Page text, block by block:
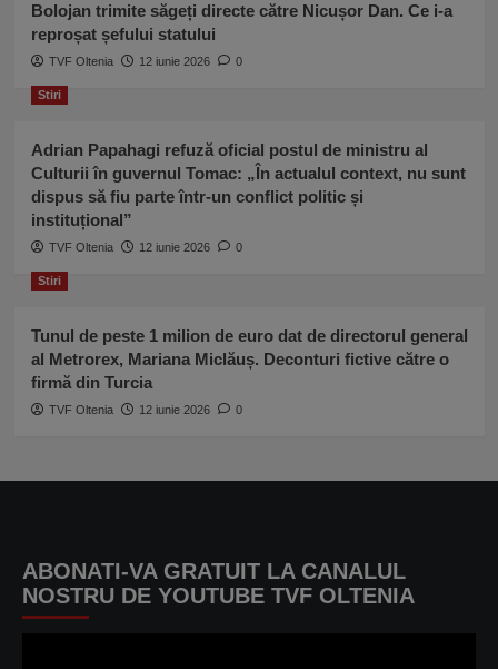
Bolojan trimite săgeți directe către Nicușor Dan. Ce i-a
reproșat șefului statului
TVF Oltenia 12 iunie 2026 0
Stiri
Adrian Papahagi refuză oficial postul de ministru al
Culturii în guvernul Tomac: „În actualul context, nu sunt
dispus să fiu parte într-un conflict politic și
instituțional”
TVF Oltenia 12 iunie 2026 0
Stiri
Tunul de peste 1 milion de euro dat de directorul general
al Metrorex, Mariana Miclăuș. Deconturi fictive către o
firmă din Turcia
TVF Oltenia 12 iunie 2026 0
ABONATI-VA GRATUIT LA CANALUL
NOSTRU DE YOUTUBE TVF OLTENIA